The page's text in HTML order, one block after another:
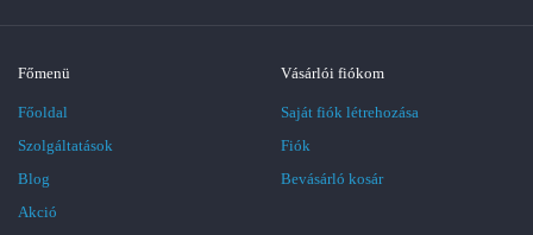
Főmenü
Főoldal
Szolgáltatások
Blog
Akció
Vásárlói fiókom
Saját fiók létrehozása
Fiók
Bevásárló kosár